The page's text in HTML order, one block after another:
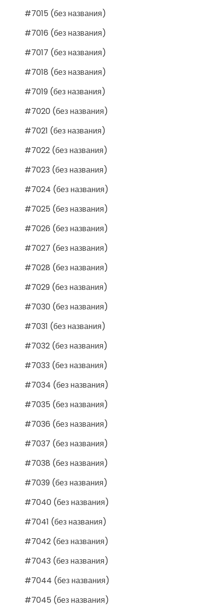
#7015 (без названия)
#7016 (без названия)
#7017 (без названия)
#7018 (без названия)
#7019 (без названия)
#7020 (без названия)
#7021 (без названия)
#7022 (без названия)
#7023 (без названия)
#7024 (без названия)
#7025 (без названия)
#7026 (без названия)
#7027 (без названия)
#7028 (без названия)
#7029 (без названия)
#7030 (без названия)
#7031 (без названия)
#7032 (без названия)
#7033 (без названия)
#7034 (без названия)
#7035 (без названия)
#7036 (без названия)
#7037 (без названия)
#7038 (без названия)
#7039 (без названия)
#7040 (без названия)
#7041 (без названия)
#7042 (без названия)
#7043 (без названия)
#7044 (без названия)
#7045 (без названия)